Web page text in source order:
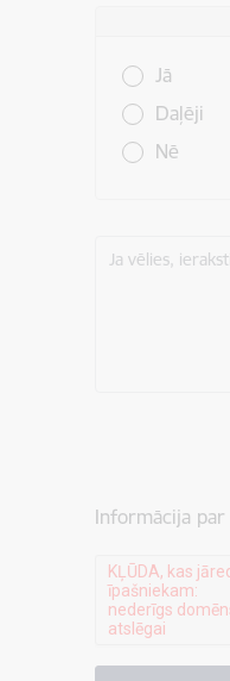
Jā
Daļēji
Nē
Ja vēlies,
Informācija par